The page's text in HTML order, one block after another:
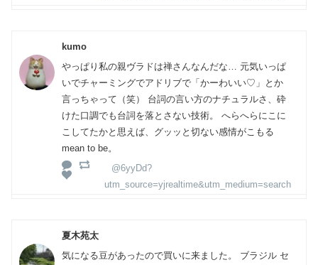
kumo
やっぱり私の親ヴラドは禅さんなんだな… 元気いっぱ
いでチャーミングでアドリブで「かーわいい♡」とか
言っちゃって（笑） 台詞の言い方のナチュラルさ、砕
けた口調でも台詞を落とさない技術。 へらへらにこに
こしてたかと思えば、グッッと切ない感情がこもる
mean to be。
@6yyDd?
utm_source=yjrealtime&utm_medium=search
夏木苑太
気になる豆があったので買いに来ました。 ブラジル セ